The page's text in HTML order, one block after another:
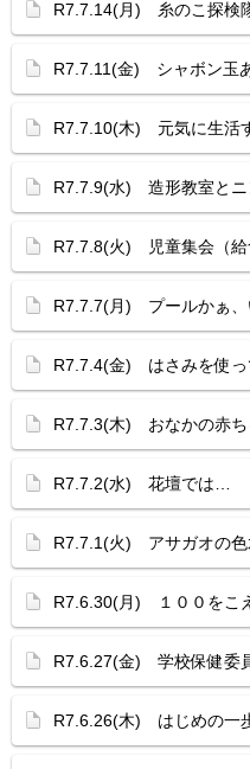
R7.7.14(月) 糸のこ探検
R7.7.11(金) シャボン玉
R7.7.10(木) 元気に生活
R7.7.9(水) 造形教室とニ
R7.7.8(火) 児童集会（給
R7.7.7(月) プールかぁ、
R7.7.4(金) はさみを使っ
R7.7.3(木) おなかの赤ち
R7.7.2(水) 花壇では…
R7.7.1(火) アサガオの色
R7.6.30(月) １００をこ
R7.6.27(金) 学校保健委
R7.6.26(木) はじめの一